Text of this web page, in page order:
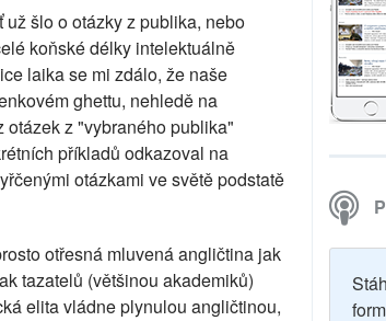
šlo o otázky z publika, nebo
koňské délky intelektuálně
laika se mi zdálo, že naše
ghettu, nehledě na
otázek z "vybraného publika"
příkladů odkazoval na
otázkami ve světě podstatě
otřesná mluvená angličtina jak
tazatelů (většinou akademiků)
elita vládne plynulou angličtinou,